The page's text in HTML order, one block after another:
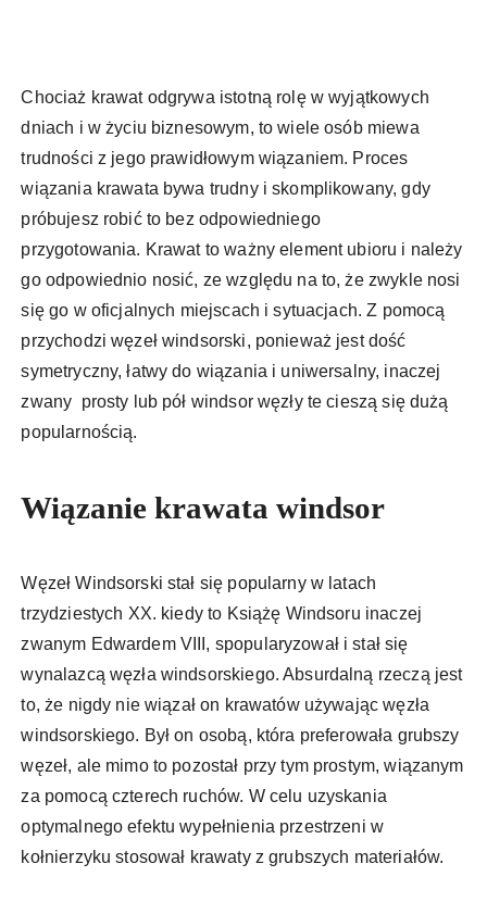
Chociaż krawat odgrywa istotną rolę w wyjątkowych
dniach i w życiu biznesowym, to wiele osób miewa
trudności z jego prawidłowym wiązaniem. Proces
wiązania krawata bywa trudny i skomplikowany, gdy
próbujesz robić to bez odpowiedniego
przygotowania. Krawat to ważny element ubioru i należy
go odpowiednio nosić, ze względu na to, że zwykle nosi
się go w oficjalnych miejscach i sytuacjach. Z pomocą
przychodzi węzeł windsorski, ponieważ jest dość
symetryczny, łatwy do wiązania i uniwersalny, inaczej
zwany prosty lub pół windsor węzły te cieszą się dużą
popularnością.
Wiązanie krawata windsor
Węzeł Windsorski stał się popularny w latach
trzydziestych XX. kiedy to Książę Windsoru inaczej
zwanym Edwardem VIII, spopularyzował i stał się
wynalazcą węzła windsorskiego. Absurdalną rzeczą jest
to, że nigdy nie wiązał on krawatów używając węzła
windsorskiego. Był on osobą, która preferowała grubszy
węzeł, ale mimo to pozostał przy tym prostym, wiązanym
za pomocą czterech ruchów. W celu uzyskania
optymalnego efektu wypełnienia przestrzeni w
kołnierzyku stosował krawaty z grubszych materiałów.